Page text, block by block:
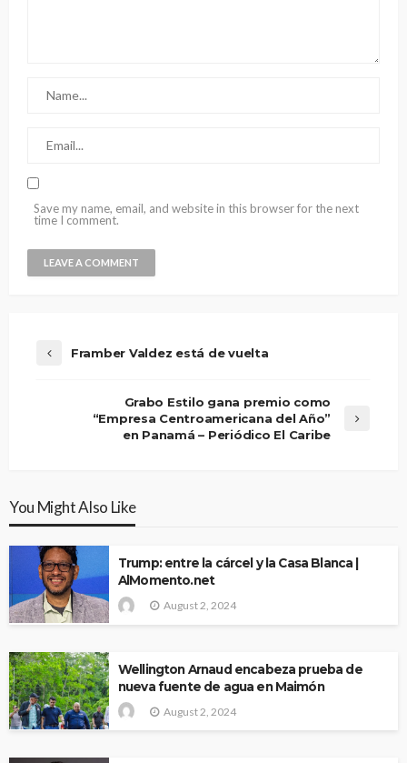
Save my name, email, and website in this browser for the next
time I comment.
Framber Valdez está de vuelta
Grabo Estilo gana premio como
“Empresa Centroamericana del Año”
en Panamá – Periódico El Caribe
You Might Also Like
Trump: entre la cárcel y la Casa Blanca |
AlMomento.net
August 2, 2024
Wellington Arnaud encabeza prueba de
nueva fuente de agua en Maimón
August 2, 2024